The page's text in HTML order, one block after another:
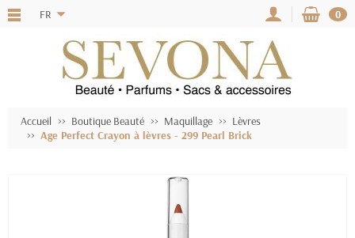
FR 0
Accueil Boutique Beauté Maquillage
Lèvres
Age Perfect Crayon à lèvres - 299 Pearl Brick